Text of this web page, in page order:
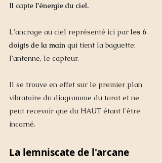
Il capte l'énergie du ciel.
L'ancrage au ciel représenté ici par les 6
doigts de la main qui tient la baguette:
l'antenne, le capteur.
Il se trouve en effet sur le premier plan
vibratoire du diagramme du tarot et ne
peut recevoir que du HAUT étant l'être
incarné.
La lemniscate de l'arcane